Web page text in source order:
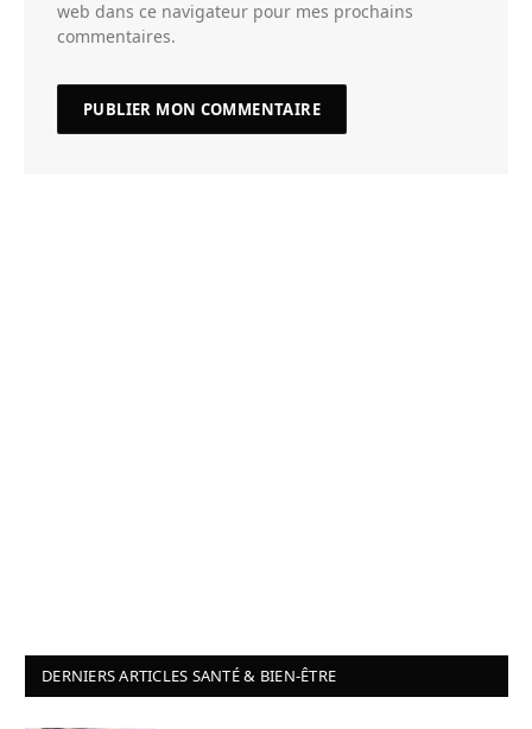
web dans ce navigateur pour mes prochains
commentaires.
DERNIERS ARTICLES SANTÉ & BIEN-ÊTRE